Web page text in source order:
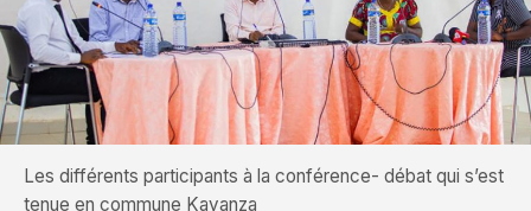
Les différents participants à la conférence- débat qui s’est
tenue en commune Kayanza